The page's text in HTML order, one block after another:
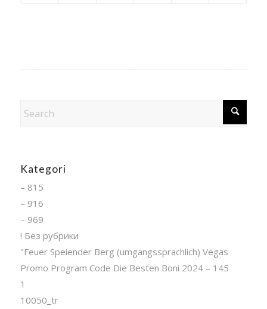
Kategori
– 815
– 916
– 969
! Без рубрики
"Feuer Speiender Berg (umgangssprachlich) Vegas
Promo Program Code Die Besten Boni 2024 – 145
1
10050_tr